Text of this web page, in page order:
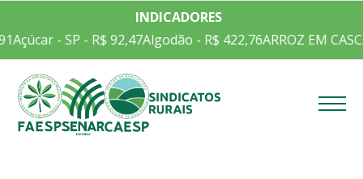
INDICADORES
Açúcar - SP - R$ 92,47Algodão - R$ 422,76ARROZ EM